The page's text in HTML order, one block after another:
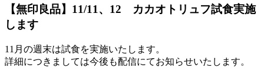
【無印良品】11/11、12 カカオトリュフ試食実施
します
11月の週末は試食を実施いたします。
詳細につきましては今後も配信にてお知らせいたします。